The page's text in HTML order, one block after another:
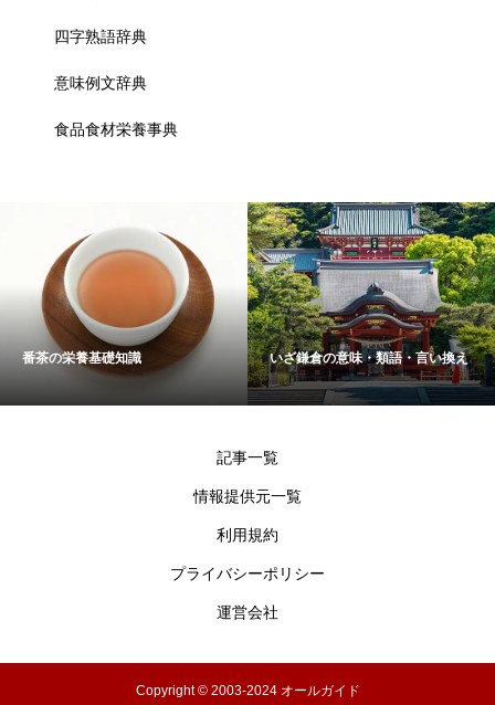
四字熟語辞典
意味例文辞典
食品食材栄養事典
番茶の栄養基礎知識 いざ鎌倉の意味・類語・言い換え
記事一覧
情報提供元一覧
利用規約
プライバシーポリシー
運営会社
Copyright © 2003-2024 オールガイド